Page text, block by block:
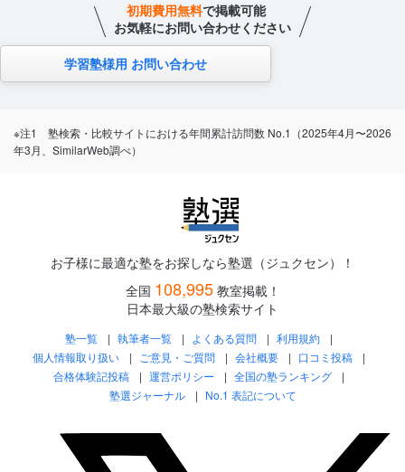
初期費用無料で掲載可能
お気軽にお問い合わせください
学習塾様用 お問い合わせ
※注1 塾検索・比較サイトにおける年間累計訪問数 No.1（2025年4月〜2026
年3月、SimilarWeb調べ）
お子様に最適な塾をお探しなら塾選（ジュクセン）！
全国 108,995 教室掲載！
日本最大級の塾検索サイト
塾一覧 執筆者一覧 よくある質問
利用規約
個人情報取り扱い
ご意見・ご質問 会社概要
口コミ投稿
合格体験記投稿
運営ポリシー
全国の塾ランキング
塾選ジャーナル
No.1 表記について